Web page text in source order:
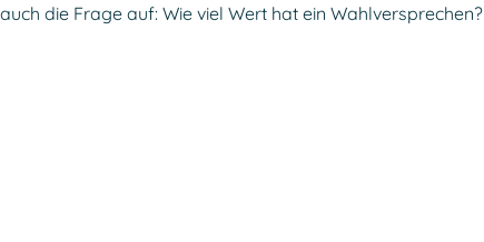
die Frage auf: Wie viel Wert hat ein Wahlversprechen?